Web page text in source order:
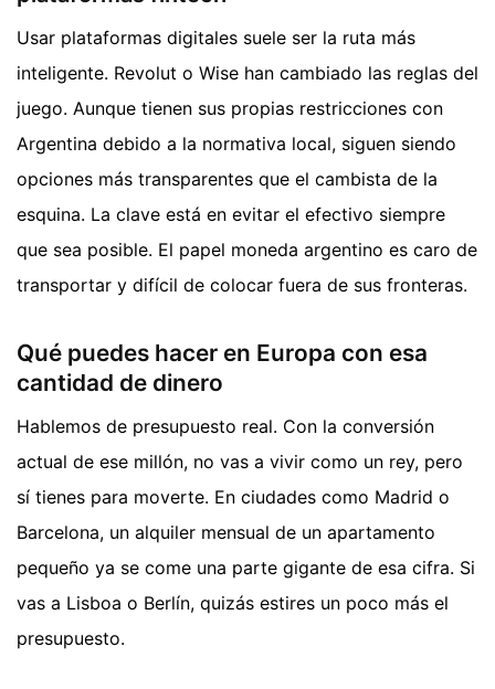
Usar plataformas digitales suele ser la ruta más
inteligente. Revolut o Wise han cambiado las reglas del
juego. Aunque tienen sus propias restricciones con
Argentina debido a la normativa local, siguen siendo
opciones más transparentes que el cambista de la
esquina. La clave está en evitar el efectivo siempre
que sea posible. El papel moneda argentino es caro de
transportar y difícil de colocar fuera de sus fronteras.
Qué puedes hacer en Europa con esa
cantidad de dinero
Hablemos de presupuesto real. Con la conversión
actual de ese millón, no vas a vivir como un rey, pero
sí tienes para moverte. En ciudades como Madrid o
Barcelona, un alquiler mensual de un apartamento
pequeño ya se come una parte gigante de esa cifra. Si
vas a Lisboa o Berlín, quizás estires un poco más el
presupuesto.